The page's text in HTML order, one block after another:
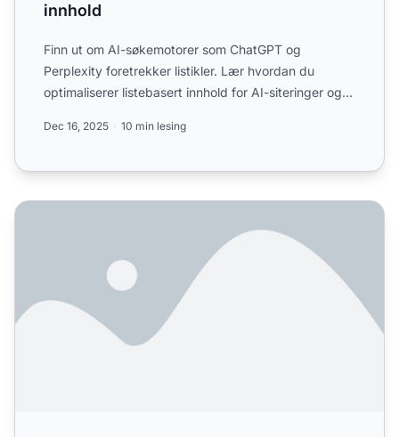
innhold
Finn ut om AI-søkemotorer som ChatGPT og
Perplexity foretrekker listikler. Lær hvordan du
optimaliserer listebasert innhold for AI-siteringer og
Dec 16, 2025 10 min lesing
Hvilke innholdsformater blir faktisk sitert av AI? Testing